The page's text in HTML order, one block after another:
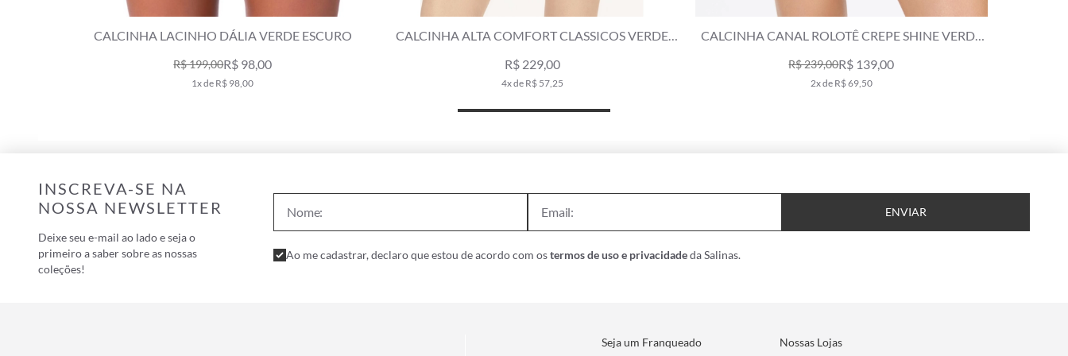
CALCINHA LACINHO DÁLIA VERDE ESCURO
R$ 199,00R$ 98,00
1x de R$ 98,00
CALCINHA ALTA COMFORT CLASSICOS VERDE
R$ 229,00
4x de R$ 57,25
CALCINHA CANAL ROLOTÊ CREPE SHINE VERDE
R$ 239,00R$ 139,00
2x de R$ 69,50
INSCREVA-SE NA
NOSSA NEWSLETTER
Deixe seu e-mail ao lado e seja o
primeiro a saber sobre as nossas
coleções!
ENVIAR
Ao me cadastrar, declaro que estou de acordo com ostermos de uso e privacidadeda Salinas.
Seja um Franqueado Nossas Lojas